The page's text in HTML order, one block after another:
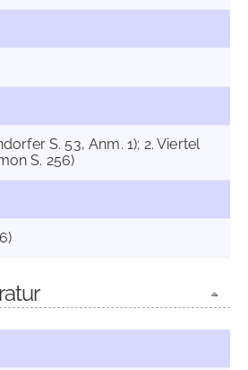
S. 53, Anm. 1); 2. Viertel
S. 256)